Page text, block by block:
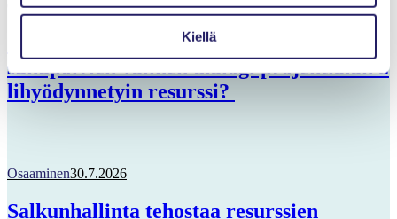
Kiellä
Osaaminen31.7.2026
sukupolvien välinen dialogi projektialan a
lihyödynnetyin resurssi?
Osaaminen30.7.2026
Salkunhallinta tehostaa resurssien